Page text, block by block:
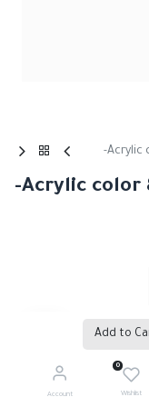
0
Wishlist
Account
Acrylic
Acrylic color